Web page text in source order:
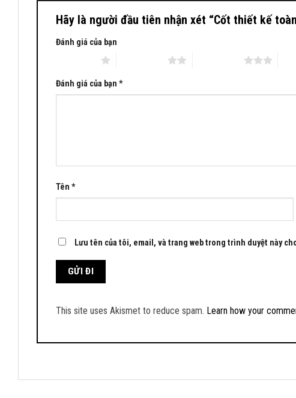
Hãy là người đầu tiên nhận xét “Cốt thiết kế
Đánh giá của bạn
Đánh giá của bạn *
Tên *
Lưu tên của tôi, email, và trang web trong trình duyệt này
This site uses Akismet to reduce spam. Learn how your